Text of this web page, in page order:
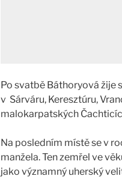
Po svatbě Báthoryová žije
v Sárváru, Keresztúru,
malokarpatských
Na posledním místě se v
manžela. Ten zemřel ve
jako významný uherský